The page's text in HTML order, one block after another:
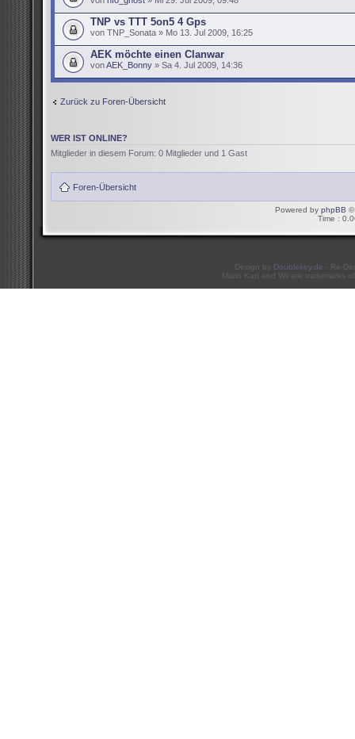
TNP vs TTT 5on5 4 Gps
von TNP_Sonata » Mo 13. Jul 2009, 16:25
AEK möchte einen Clanwar
vonAEK_Bonny » Sa 4. Jul 2009, 14:36
Zurück zu Foren-Übersicht
WER IST ONLINE?
Mitglieder in diesem Forum: 0 Mitglieder und 1 Gast
Foren-Übersicht
Powered by phpBB ©
Time :
Design by Doublekey.de - Re-
Mario Kart and Wii are trademarks